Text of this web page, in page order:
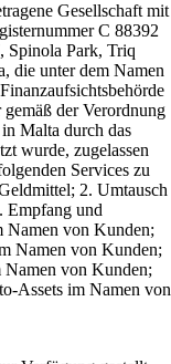
Gesellschaft mit
C 88392
Spinola Park, Triq
die unter dem Namen
der Verordnung
Malta durch das
wurde, zugelassen
Services zu
2. Umtausch
Empfang und
Namen von Kunden;
Namen von Kunden;
Namen von Kunden;
Assets im Namen von